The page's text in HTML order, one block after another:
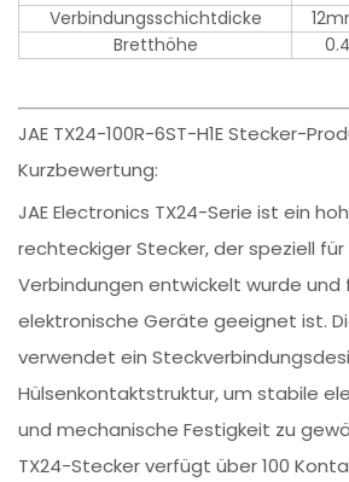
Verbindungsschichtdicke
Bretthöhe
JAE TX24-100R-6ST-H1E Stecker-
Kurzbewertung:
JAE Electronics TX24-Serie ist ein
rechteckiger Stecker, der speziell
Verbindungen entwickelt wurde und
elektronische Geräte geeignet ist.
verwendet ein
Hülsenkontaktstruktur, um stabile
und mechanische Festigkeit zu
TX24-Stecker verfügt über 100